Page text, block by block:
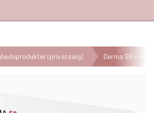
(privatsalg) Derma SR -